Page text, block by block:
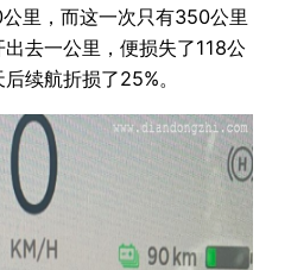
里，而这一次只有350公里
去一公里，便损失了118公
续航折损了25%。